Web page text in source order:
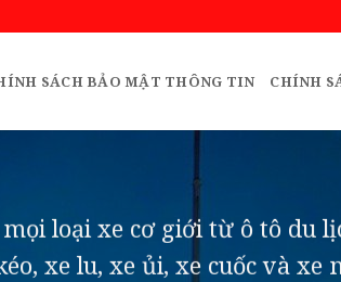
SÁCH BẢO MẬT THÔNG TIN CHÍNH
loại xe cơ giới từ ô tô du
xe lu, xe ủi, xe cuốc và xe